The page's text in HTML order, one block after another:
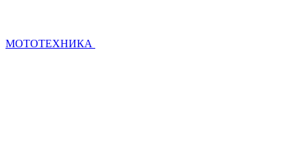
МОТОТЕХНИКА